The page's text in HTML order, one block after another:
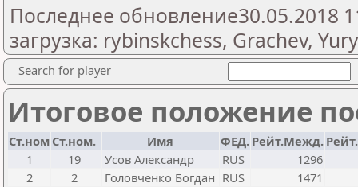
Последнее обновление30.05.2018
загрузка: rybinskchess, Grachev,
Search for player
Итоговое положение
Ст.ном Ст.ном. Имя ФЕД. Рейт.Межд.
1
19 Усов Александр RUS
1296
2
2 Головченко Богдан RUS
1471